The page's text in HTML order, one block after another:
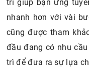
trì giúp bạn ứng
nhanh hơn với vài
cũng được tham
đầu đang có nhu
trì để đưa ra sự lựa